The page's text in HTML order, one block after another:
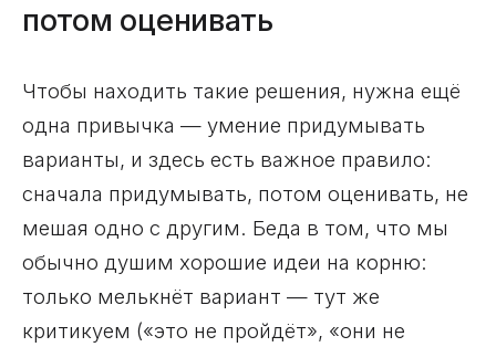
потом оценивать
Чтобы находить такие решения, нужна ещё
одна привычка — умение придумывать
варианты, и здесь есть важное правило:
сначала придумывать, потом оценивать, не
мешая одно с другим. Беда в том, что мы
обычно душим хорошие идеи на корню:
только мелькнёт вариант — тут же
критикуем («это не пройдёт», «они не